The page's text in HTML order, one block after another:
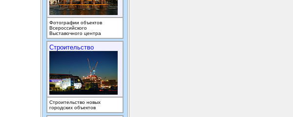
Фотографии объектов
Всероссийского
Выставочного центра
Строительство
Строительство новых
городских объектов